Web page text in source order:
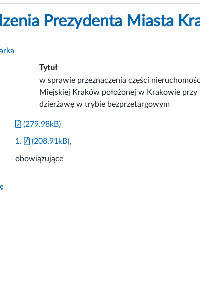
Prezydenta Miasta
Tytuł
w sprawie przeznaczenia części
Miejskiej Kraków położonej w Krakowie przy
dzierżawę w trybie bezprzetargowym
(279.98kB)
1. (208.91kB),
obowiązujące